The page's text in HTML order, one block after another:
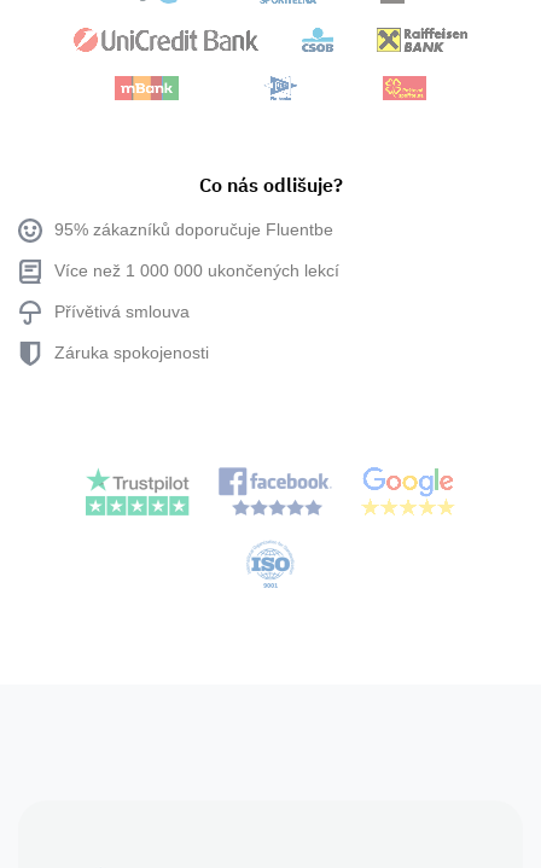
Co nás odlišuje?
95% zákazníků doporučuje Fluentbe
Více než 1 000 000 ukončených lekcí
Přívětivá smlouva
Záruka spokojenosti